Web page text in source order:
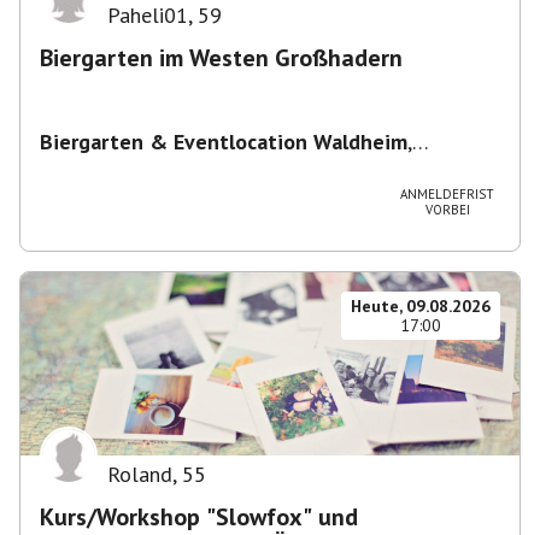
Paheli01, 59
Biergarten im Westen Großhadern
Biergarten & Eventlocation Waldheim,
ANMELDEFRIST
VORBEI
Heute, 09.08.2026
17:00
Roland, 55
Kurs/Workshop "Slowfox" und